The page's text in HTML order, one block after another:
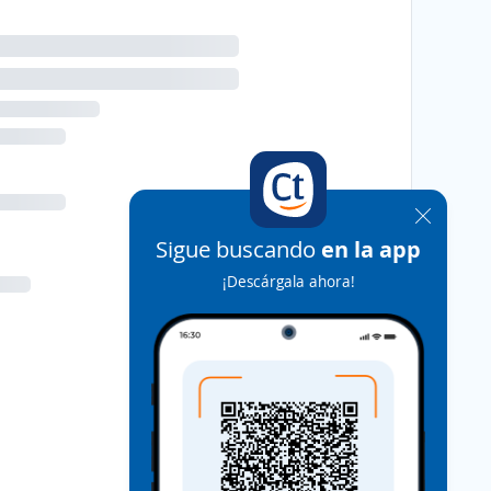
Sigue buscando en la app
¡Descárgala ahora!